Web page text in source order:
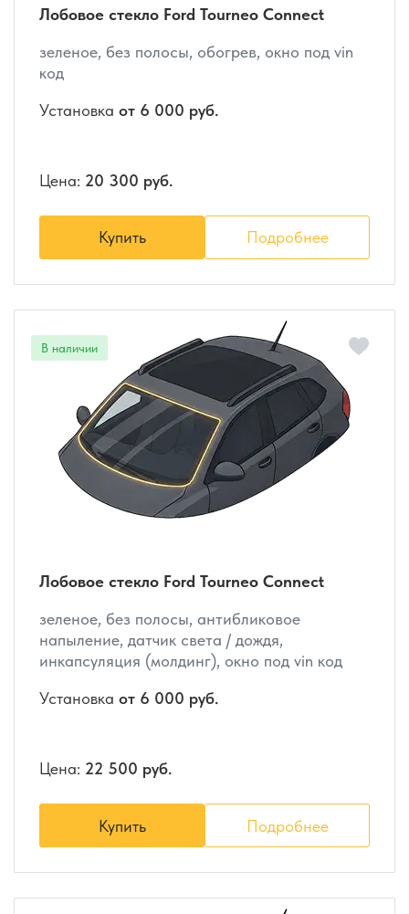
Лобовое стекло Ford Tourneo Connect
зеленое, без полосы, обогрев, окно под vin
код
Установка от 6 000 руб.
Цена: 20 300 руб.
Купить Подробнее
Лобовое стекло Ford Tourneo Connect
зеленое, без полосы, антибликовое
напыление, датчик света / дождя,
инкапсуляция (молдинг), окно под vin код
Установка от 6 000 руб.
Цена: 22 500 руб.
Купить Подробнее